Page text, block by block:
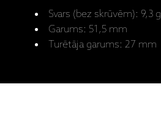
Svars (bez skrūvēm): 9,3 g
Garums: 51,5 mm
Turētāja garums: 27 mm